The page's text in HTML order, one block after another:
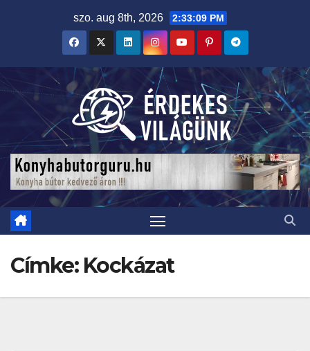
szo. aug 8th, 2026 2:33:10 PM
Címke: Kockázat